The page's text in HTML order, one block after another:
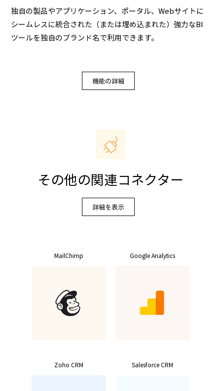
独自の製品やアプリケーション、ポータル、Webサイトに
シームレスに統合された（または埋め込まれた）強力なBI
ツールを独自のブランド名で利用できます。
機能の詳細
その他の関連コネクター
詳細を表示
MailChimp Google Analytics
Zoho CRM Salesforce CRM